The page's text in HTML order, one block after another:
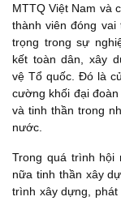
MTTQ Việt Nam và
thành viên đóng vai
trọng trong sự
kết toàn dân, xây
vệ Tổ quốc. Đó là
cường khối đại
và tinh thần trong
nước.
Trong quá trình hội
nữa tinh thần xây
trình xây dựng, phát